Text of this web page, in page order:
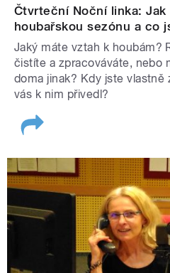
Čtvrteční Noční linka:
houbařskou sezónu a co
Jaký máte vztah k houbám?
čistíte a zpracováváte, nebo
doma jinak? Kdy jste vlastně
vás k nim přivedl?